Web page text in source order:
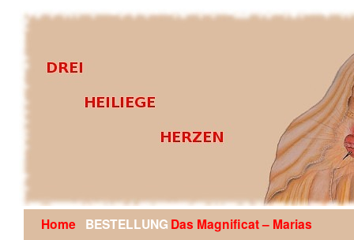
Home BESTELLUNG Das Magnificat – Marias